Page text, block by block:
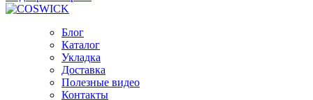
Блог
Каталог
Укладка
Доставка
Полезные видео
Контакты